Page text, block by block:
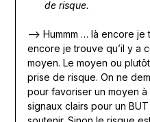
de risque.
—> Hummm … là encore je
encore je trouve qu’il y a
moyen. Le moyen ou
prise de risque. On ne
pour favoriser un moyen
signaux clairs pour un